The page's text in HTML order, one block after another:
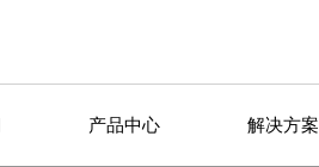
产品中心 解决方案